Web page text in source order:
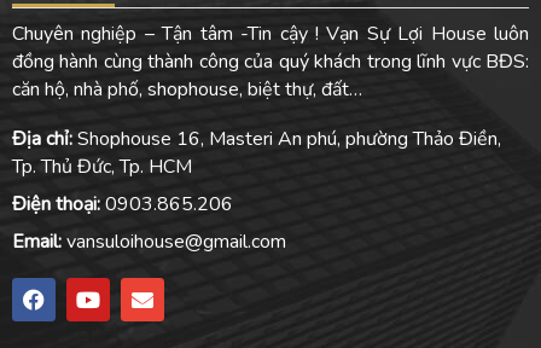
Chuyên nghiệp – Tận tâm -Tin cậy ! Vạn Sự Lợi House luôn
đồng hành cùng thành công của quý khách trong lĩnh vực BĐS:
căn hộ, nhà phố, shophouse, biệt thự, đất…
Địa chỉ:Shophouse 16, Masteri An phú, phường Thảo Điền,
Tp. Thủ Đức, Tp. HCM
Điện thoại:0903.865.206
Email:vansuloihouse@gmail.com
F
a
c
Y
o
u
E
n
v